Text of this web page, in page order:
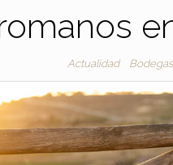
Actualidad Bodegas